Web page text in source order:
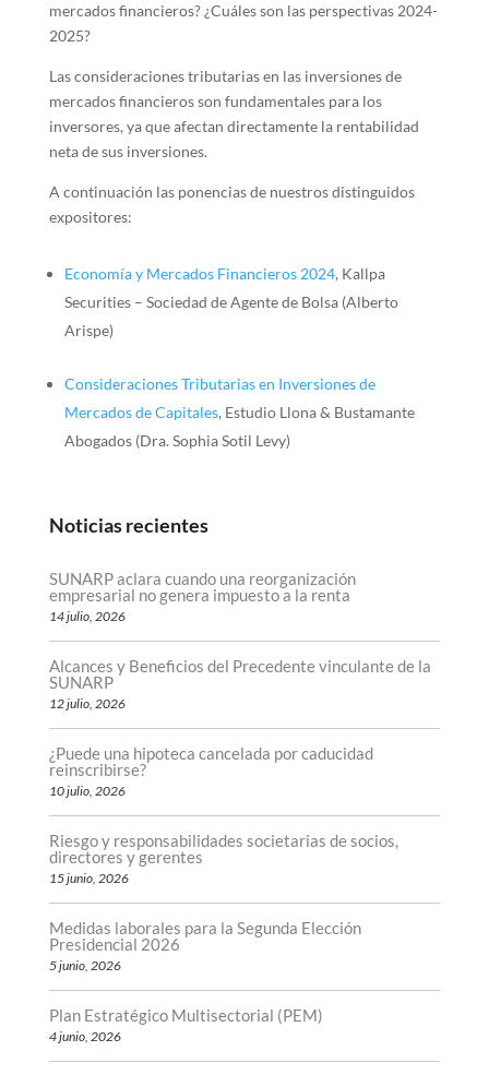
mercados financieros? ¿Cuáles son las perspectivas 2024-
2025?
Las consideraciones tributarias en las inversiones de
mercados financieros son fundamentales para los
inversores, ya que afectan directamente la rentabilidad
neta de sus inversiones.
A continuación las ponencias de nuestros distinguidos
expositores:
Economía y Mercados Financieros 2024, Kallpa
Securities – Sociedad de Agente de Bolsa (Alberto
Arispe)
Consideraciones Tributarias en Inversiones de
Mercados de Capitales, Estudio Llona & Bustamante
Abogados (Dra. Sophia Sotil Levy)
Noticias recientes
SUNARP aclara cuando una reorganización
empresarial no genera impuesto a la renta
14 julio, 2026
Alcances y Beneficios del Precedente vinculante de la
SUNARP
12 julio, 2026
¿Puede una hipoteca cancelada por caducidad
reinscribirse?
10 julio, 2026
Riesgo y responsabilidades societarias de socios,
directores y gerentes
15 junio, 2026
Medidas laborales para la Segunda Elección
Presidencial 2026
5 junio, 2026
Plan Estratégico Multisectorial (PEM)
4 junio, 2026